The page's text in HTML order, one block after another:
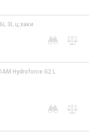
3L ц:хаки
Hydroforce G2 L